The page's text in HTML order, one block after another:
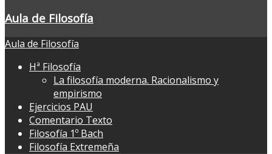
Aula de Filosofía
Aula de Filosofía
Hª Filosofía
La filosofía moderna. Racionalismo y
empirismo
Ejercicios PAU
Comentario Texto
Filosofía 1º Bach
Filosofía Extremeña